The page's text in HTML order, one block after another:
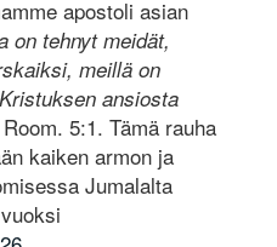
apostoli asian
on tehnyt meidät,
meillä on
ansiosta
5:1. Tämä rauha
kaiken armon ja
Jumalalta